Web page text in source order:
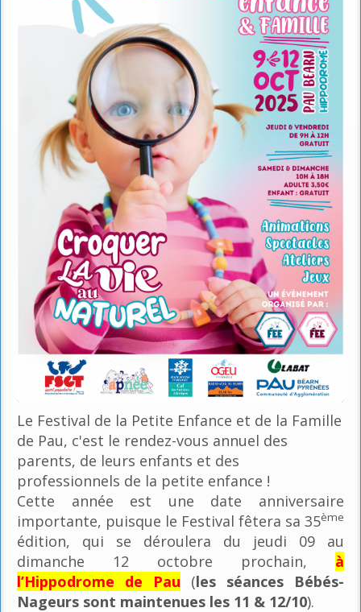
Le Festival de la Petite Enfance et de la Famille
de Pau, c'est le rendez-vous annuel des
parents, de leurs enfants et des
professionnels de la petite enfance !
Cette année est une date anniversaire
importante, puisque le Festival fêtera sa 35ème
édition, qui se déroulera du jeudi 09 au
dimanche 12 octobre prochain, à
l’Hippodrome de Pau (les séances Bébés-
Nageurs sont maintenues les 11 & 12/10).